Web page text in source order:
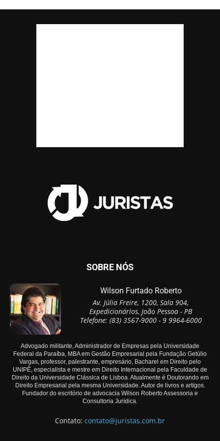
SOBRE NÓS
Wilson Furtado Roberto
Av. Júlia Freire, 1200, Sala 904,
Expedicionários, João Pessoa - PB
Telefone: (83) 3567-9000 - 9 9964-6000
Advogado militante, Administrador de Empresas pela Universidade
Federal da Paraíba, MBA em Gestão Empresarial pela Fundação Getúlio
Vargas, professor, palestrante, empresário, Bacharel em Direito pelo
UNIPÊ, especialista e mestre em Direito Internacional pela Faculdade de
Direito da Universidade Clássica de Lisboa. Atualmente é Doutorando em
Direito Empresarial pela mesma Universidade. Autor de livros e artigos.
Fundador do escritório de advocacia Wilson Roberto Assessoria e
Consultoria Jurídica.
Contato: contato@juristas.com.br